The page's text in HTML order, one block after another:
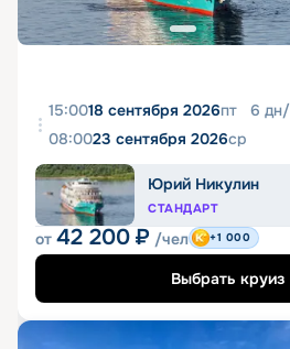
15:0018 сентября 2026пт 6 дн/
08:0023 сентября 2026ср
Юрий Никулин
СТАНДАРТ
от 42 200 ₽ /чел +1 000
Выбрать круиз